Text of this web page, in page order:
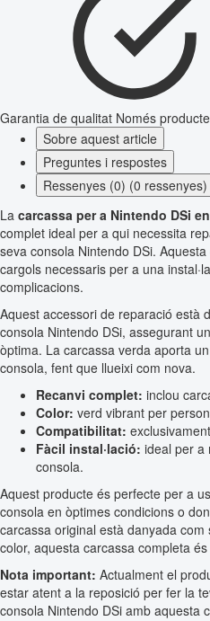
Garantia de qualitat Només
Sobre aquest article
Preguntes i respostes
Ressenyes (0) (0 ressenyes)
La carcassa per a Nintendo DSi
complet ideal per a qui necessita
seva consola Nintendo DSi.
cargols necessaris per a una
complicacions.
Aquest accessori de reparació està
consola Nintendo DSi, assegurant
òptima. La carcassa verda aporta
consola, fent que llueixi com nova.
Recanvi complet: inclou
Color: verd vibrant per
Compatibilitat:
Fàcil instal·lació: ideal per a
consola.
Aquest producte és perfecte per a
consola en òptimes condicions o
carcassa original està danyada
color, aquesta carcassa completa
Nota important: Actualment el
estar atent a la reposició per fer la
consola Nintendo DSi amb aquesta